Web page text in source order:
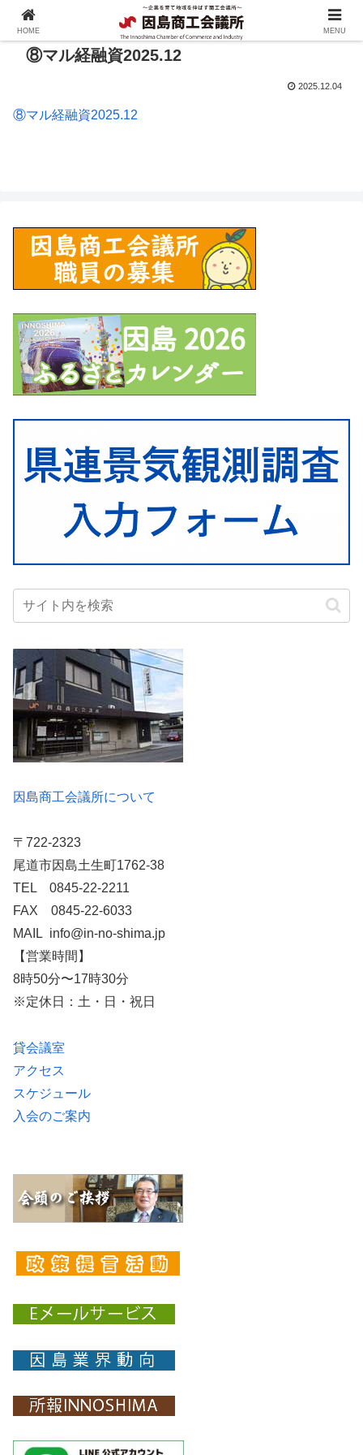
⑧マル経融資2025.12
2025.12.04
⑧マル経融資2025.12
因島商工会議所について
〒722-2323
尾道市因島土生町1762-38
TEL 0845-22-2211
FAX 0845-22-6033
MAIL info@in-no-shima.jp
【営業時間】
8時50分〜17時30分
※定休日：土・日・祝日
貸会議室
アクセス
スケジュール
入会のご案内
HOME MENU